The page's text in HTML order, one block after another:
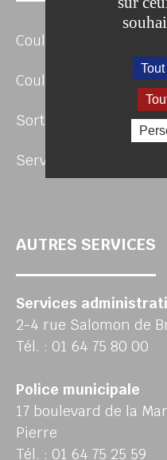
Coulommiers Pays de
Coulommiers Pays de
Sortir en Pays de Brie
Service-Public.fr
AUTRES SERVICES
Services
2-4 rue Salomon de
Tél. : 01 64 75 80 00
Police municipale
17 boulevard de la
Pierre
Tél. : 01 64 75 25 59